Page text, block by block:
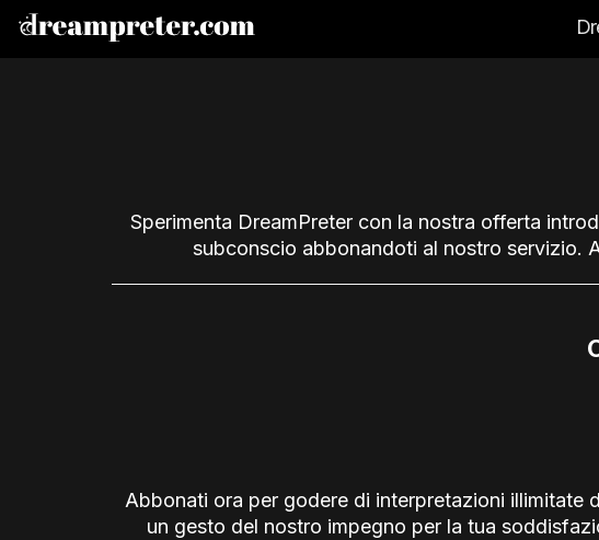
Sperimenta DreamPreter con la nostra offerta
subconscio abbonandoti al nostro servizio.
Abbonati ora per godere di interpretazioni illimitate
un gesto del nostro impegno per la tua